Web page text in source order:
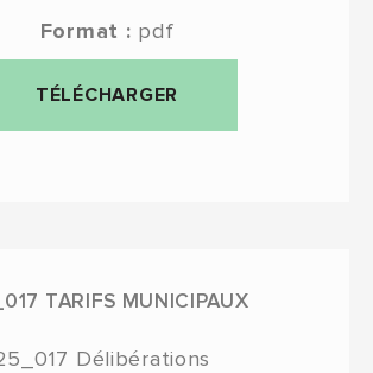
Format : pdf
TÉLÉCHARGER
TARIFS MUNICIPAUX
Délibérations